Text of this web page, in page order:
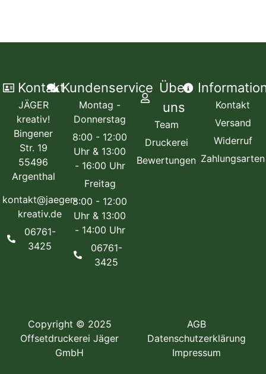
Kontakt
JÄGER
kreativ!
Bingener
Str. 19
55496
Argenthal
kontakt@jaeger-
kreativ.de
06761-
3425
Kundenservice
Montag -
Donnerstag
8:00 - 12:00
Uhr & 13:00
- 16:00 Uhr
Freitag
8:00 - 12:00
Uhr & 13:00
- 14:00 Uhr
06761-
3425
Über
uns
Team
Druckerei
Bewertungen
Kontakt
Versand
Widerruf
Zahlungsarten
Copyright © 2025
Offsetdruckerei Jäger
GmbH
AGB
Datenschutzerklärung
Impressum